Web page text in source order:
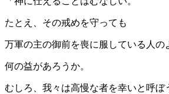
たとえ、その戒めを守っても
万軍の主の御前を喪に服している人の
何の益があろうか。
むしろ、我々は高慢な者を幸いと呼ぼ